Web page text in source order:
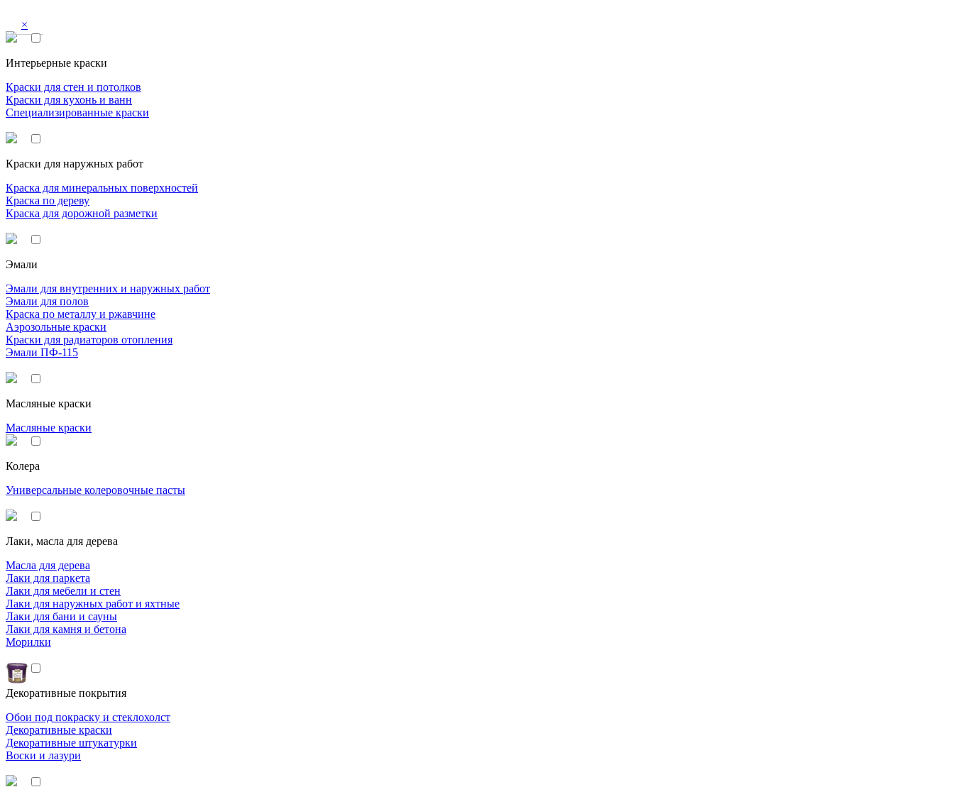
×
Интерьерные краски
Краски для стен и потолков
Краски для кухонь и ванн
Специализированные краски
Краски для наружных работ
Краска для минеральных поверхностей
Краска по дереву
Краска для дорожной разметки
Эмали
Эмали для внутренних и наружных работ
Эмали для полов
Краска по металлу и ржавчине
Аэрозольные краски
Краски для радиаторов отопления
Эмали ПФ-115
Масляные краски
Масляные краски
Колера
Универсальные колеровочные пасты
Лаки, масла для дерева
Масла для дерева
Лаки для паркета
Лаки для мебели и стен
Лаки для наружных работ и яхтные
Лаки для бани и сауны
Лаки для камня и бетона
Морилки
Декоративные покрытия
Обои под покраску и стеклохолст
Декоративные краски
Декоративные штукатурки
Воски и лазури